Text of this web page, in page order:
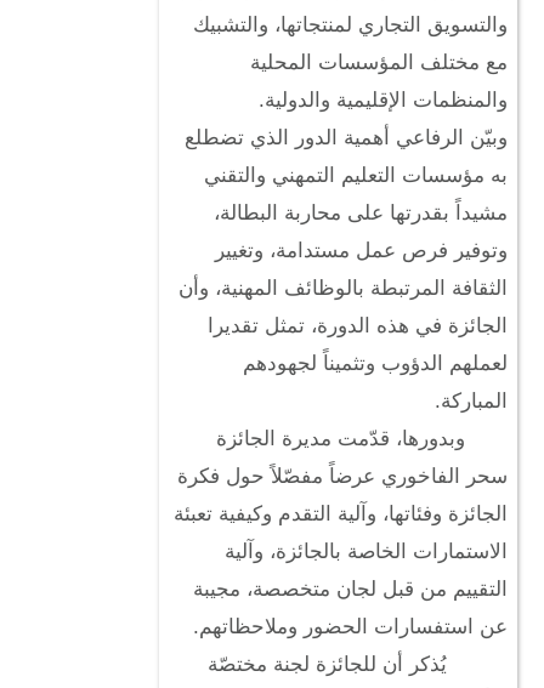
والتسويق التجاري لمنتجاتها، والتشبيك
مع مختلف المؤسسات المحلية
والمنظمات الإقليمية والدولية.
وبيّن الرفاعي أهمية الدور الذي تضطلع
به مؤسسات التعليم التمهني والتقني
مشيداً بقدرتها على محاربة البطالة،
وتوفير فرص عمل مستدامة، وتغيير
الثقافة المرتبطة بالوظائف المهنية، وأن
الجائزة في هذه الدورة، تمثل تقديرا
لعملهم الدؤوب وتثميناً لجهودهم
المباركة.
وبدورها، قدّمت مديرة الجائزة
سحر الفاخوري عرضاً مفصّلاً حول فكرة
الجائزة وفئاتها، وآلية التقدم وكيفية تعبئة
الاستمارات الخاصة بالجائزة، وآلية
التقييم من قبل لجان متخصصة، مجيبة
عن استفسارات الحضور وملاحظاتهم.
يُذكر أن للجائزة لجنة مختصّة